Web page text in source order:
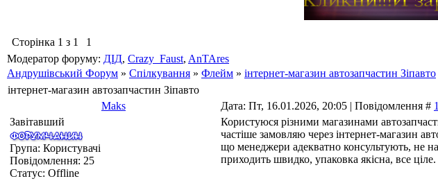
Сторінка 1 з 1
1
Модератор форуму: ДІД, Crazy_Faust, AnTAres
Андрушівський Форум » Спілкування » Флейм » інтернет-магазин автозапчастин Зіпавто
інтернет-магазин автозапчастин Зіпавто
Maks
Дата: Пт, 16.01.2026, 20:05 | Повідомлення # 1
Завітавший
Група: Користувачі
Повідомлення: 25
Статус: Offline
Користуюся різними магазинами
частіше замовляю через інтернет-магазин
що менеджери адекватно консультують, не
приходить швидко, упаковка якісна, все